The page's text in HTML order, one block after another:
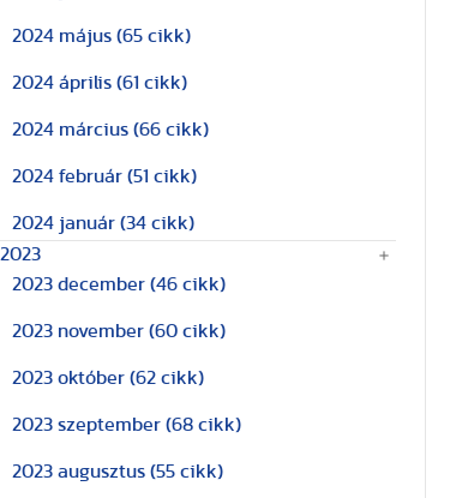
2024 május (65 cikk)
2024 április (61 cikk)
2024 március (66 cikk)
2024 február (51 cikk)
2024 január (34 cikk)
2023
2023 december (46 cikk)
2023 november (60 cikk)
2023 október (62 cikk)
2023 szeptember (68 cikk)
2023 augusztus (55 cikk)